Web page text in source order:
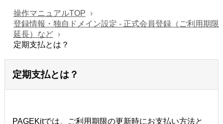
操作マニュアルTOP
登録情報・独自ドメイン設定 - 正式会員登録（ご利用期限
延長）など
定期支払とは？
定期支払とは？
PAGEKitでは、ご利用期限の更新時にお支払い方法と